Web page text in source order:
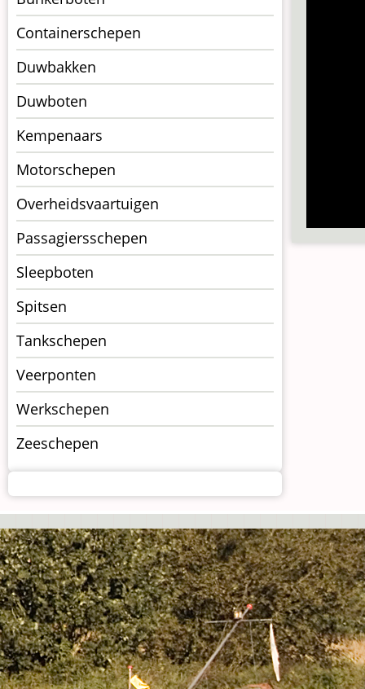
Containerschepen
Duwbakken
Duwboten
Kempenaars
Motorschepen
Overheidsvaartuigen
Passagiersschepen
Sleepboten
Spitsen
Tankschepen
Veerponten
Werkschepen
Zeeschepen